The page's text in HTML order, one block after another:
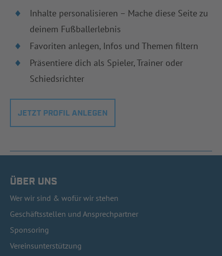
Inhalte personalisieren – Mache diese Seite zu
deinem Fußballerlebnis
Favoriten anlegen, Infos und Themen filtern
Präsentiere dich als Spieler, Trainer oder
Schiedsrichter
JETZT PROFIL ANLEGEN
ÜBER UNS
Wer wir sind & wofür wir stehen
Geschäftsstellen und Ansprechpartner
Sponsoring
Vereinsunterstützung